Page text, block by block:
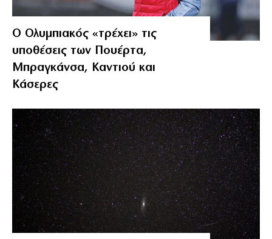
Ο Ολυμπιακός «τρέχει» τις
υποθέσεις των Πουέρτα,
Μπραγκάνσα, Καντιού και
Κάσερες